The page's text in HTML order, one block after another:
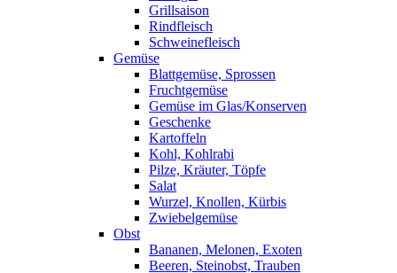
Grillsaison
Rindfleisch
Schweinefleisch
Gemüse
Blattgemüse, Sprossen
Fruchtgemüse
Gemüse im Glas/Konserven
Geschenke
Kartoffeln
Kohl, Kohlrabi
Pilze, Kräuter, Töpfe
Salat
Wurzel, Knollen, Kürbis
Zwiebelgemüse
Obst
Bananen, Melonen, Exoten
Beeren, Steinobst, Trauben